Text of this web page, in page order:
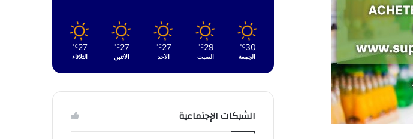
30
℃
الجمعة
29
℃
السبت
27
℃
الأحد
27
℃
الأثنين
27
℃
الثلاثاء
الشبكات الإجتماعية